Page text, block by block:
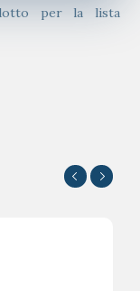
per la lista